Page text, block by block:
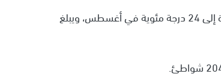
احتلت جزيرة بورتو ريكو في الكاريبيان المركز الرابع، تصل درجات الحرارة إلى 24 درجة مئوية في أغسطس، ويبلغ